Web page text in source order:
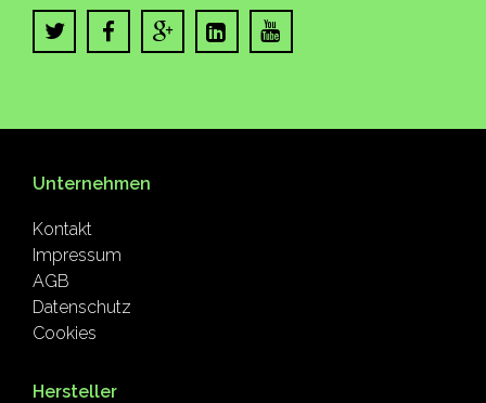
Unternehmen
Kontakt
Impressum
AGB
Datenschutz
Cookies
Hersteller